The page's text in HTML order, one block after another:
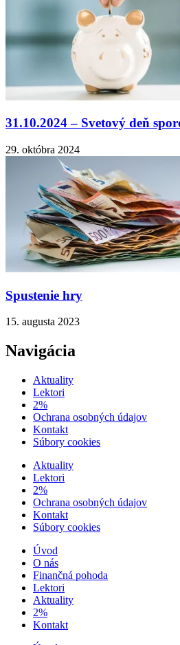
31.10.2024 – Svetový deň
29. októbra 2024
Spustenie hry
15. augusta 2023
Navigácia
Aktuality
Lektori
2%
Ochrana osobných údajov
Kontakt
Súbory cookies
Aktuality
Lektori
2%
Ochrana osobných údajov
Kontakt
Súbory cookies
Úvod
O nás
Finančná pohoda
Lektori
Aktuality
2%
Kontakt